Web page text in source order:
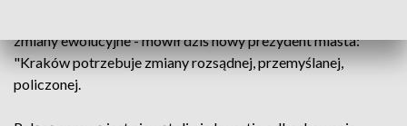
zmiany ewolucyjne - mówił dziś nowy prezydent miasta:
"Kraków potrzebuje zmiany rozsądnej, przemyślanej,
policzonej.